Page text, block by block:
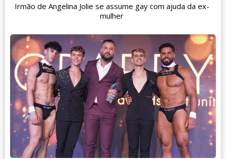
Irmão de Angelina Jolie se assume gay com ajuda da ex-
mulher